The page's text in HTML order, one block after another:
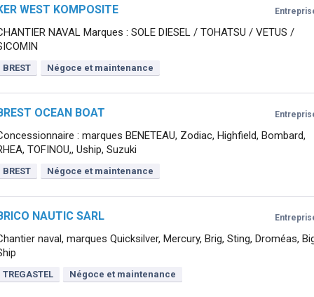
WEST KOMPOSITE
NAVAL Marques : SOLE DIESEL / TOHATSU / VETUS /
BREST Négoce et maintenance
OCEAN BOAT
: marques BENETEAU, Zodiac, Highfield, Bombard,
TOFINOU,, Uship, Suzuki
BREST Négoce et maintenance
NAUTIC SARL
naval, marques Quicksilver, Mercury, Brig, Sting, Droméas,
TREGASTEL Négoce et maintenance